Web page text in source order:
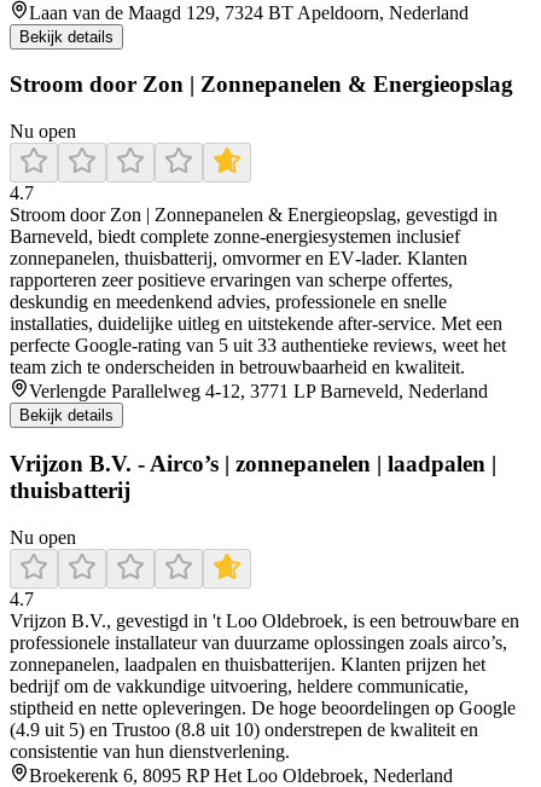
Laan van de Maagd 129, 7324 BT Apeldoorn, Nederland
Bekijk details
Stroom door Zon | Zonnepanelen & Energieopslag
Nu open
4.7
Stroom door Zon | Zonnepanelen & Energieopslag, gevestigd in
Barneveld, biedt complete zonne-energiesystemen inclusief
zonnepanelen, thuisbatterij, omvormer en EV‑lader. Klanten
rapporteren zeer positieve ervaringen van scherpe offertes,
deskundig en meedenkend advies, professionele en snelle
installaties, duidelijke uitleg en uitstekende after‑service. Met een
perfecte Google‑rating van 5 uit 33 authentieke reviews, weet het
team zich te onderscheiden in betrouwbaarheid en kwaliteit.
Verlengde Parallelweg 4-12, 3771 LP Barneveld, Nederland
Bekijk details
Vrijzon B.V. - Airco’s | zonnepanelen | laadpalen |
thuisbatterij​
Nu open
4.7
Vrijzon B.V., gevestigd in 't Loo Oldebroek, is een betrouwbare en
professionele installateur van duurzame oplossingen zoals airco’s,
zonnepanelen, laadpalen en thuisbatterijen. Klanten prijzen het
bedrijf om de vakkundige uitvoering, heldere communicatie,
stiptheid en nette opleveringen. De hoge beoordelingen op Google
(4.9 uit 5) en Trustoo (8.8 uit 10) onderstrepen de kwaliteit en
consistentie van hun dienstverlening.
Broekerenk 6, 8095 RP Het Loo Oldebroek, Nederland